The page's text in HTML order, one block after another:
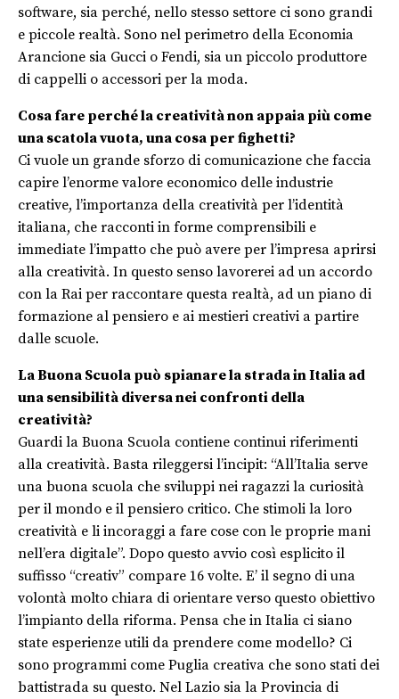
software, sia perché, nello stesso settore ci sono grandi
e piccole realtà. Sono nel perimetro della Economia
Arancione sia Gucci o Fendi, sia un piccolo produttore
di cappelli o accessori per la moda.
Cosa fare perché la creatività non appaia più come
una scatola vuota, una cosa per fighetti?
Ci vuole un grande sforzo di comunicazione che faccia
capire l’enorme valore economico delle industrie
creative, l’importanza della creatività per l’identità
italiana, che racconti in forme comprensibili e
immediate l’impatto che può avere per l’impresa aprirsi
alla creatività. In questo senso lavorerei ad un accordo
con la Rai per raccontare questa realtà, ad un piano di
formazione al pensiero e ai mestieri creativi a partire
dalle scuole.
La Buona Scuola può spianare la strada in Italia ad
una sensibilità diversa nei confronti della
creatività?
Guardi la Buona Scuola contiene continui riferimenti
alla creatività. Basta rileggersi l’incipit: “All’Italia serve
una buona scuola che sviluppi nei ragazzi la curiosità
per il mondo e il pensiero critico. Che stimoli la loro
creatività e li incoraggi a fare cose con le proprie mani
nell’era digitale”. Dopo questo avvio così esplicito il
suffisso “creativ” compare 16 volte. E’ il segno di una
volontà molto chiara di orientare verso questo obiettivo
l’impianto della riforma. Pensa che in Italia ci siano
state esperienze utili da prendere come modello? Ci
sono programmi come Puglia creativa che sono stati dei
battistrada su questo. Nel Lazio sia la Provincia di